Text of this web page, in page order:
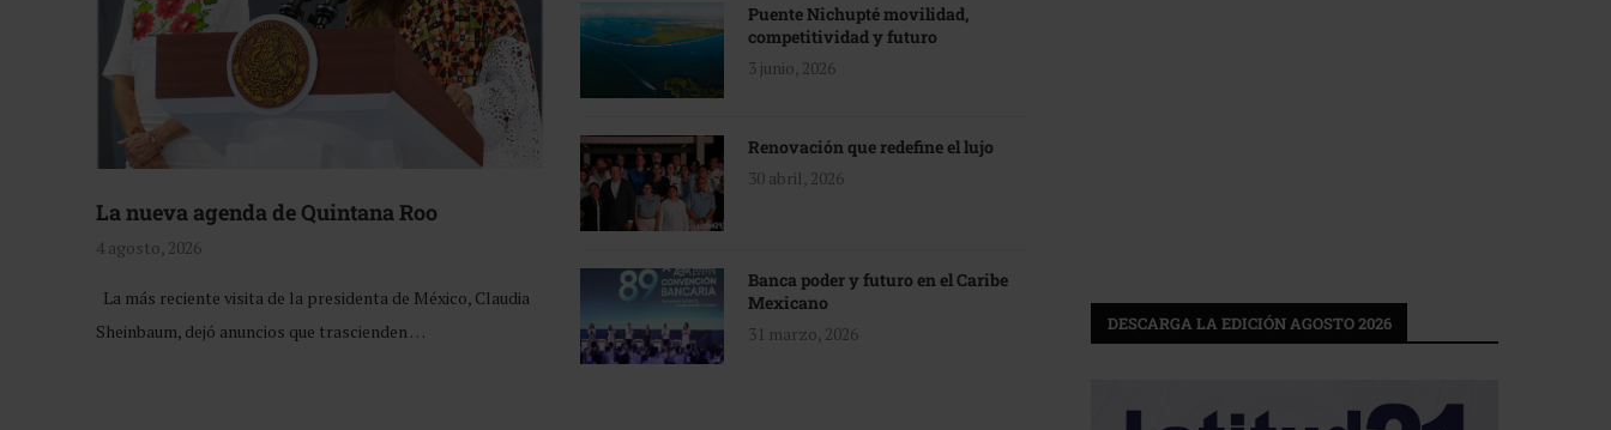
La nueva agenda de Quintana Roo
4 agosto, 2026
La más reciente visita de la presidenta de México, Claudia
Sheinbaum, dejó anuncios que trascienden …
Puente Nichupté movilidad,
competitividad y futuro
3 junio, 2026
Renovación que redefine el lujo
30 abril, 2026
Banca poder y futuro en el Caribe
Mexicano
31 marzo, 2026
DESCARGA LA EDICIÓN AGOSTO 2026